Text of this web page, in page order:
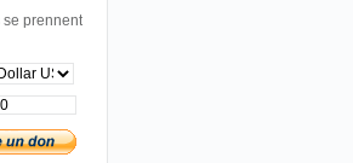
se prennent